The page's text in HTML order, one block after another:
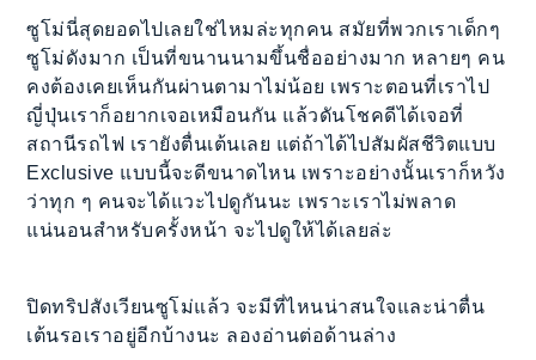
ซูโม่นี่สุดยอดไปเลยใช่ไหมล่ะทุกคน สมัยที่พวกเราเด็กๆ
ซูโม่ดังมาก เป็นที่ขนานนามขึ้นชื่ออย่างมาก หลายๆ คน
คงต้องเคยเห็นกันผ่านตามาไม่น้อย เพราะตอนที่เราไป
ญี่ปุ่นเราก็อยากเจอเหมือนกัน แล้วดันโชคดีได้เจอที่
สถานีรถไฟ เรายังตื่นเต้นเลย แต่ถ้าได้ไปสัมผัสชีวิตแบบ
Exclusive แบบนี้จะดีขนาดไหน เพราะอย่างนั้นเราก็หวัง
ว่าทุก ๆ คนจะได้แวะไปดูกันนะ เพราะเราไม่พลาด
แน่นอนสำหรับครั้งหน้า จะไปดูให้ได้เลยล่ะ
ปิดทริปสังเวียนซูโม่แล้ว จะมีที่ไหนน่าสนใจและน่าตื่น
เต้นรอเราอยู่อีกบ้างนะ ลองอ่านต่อด้านล่าง